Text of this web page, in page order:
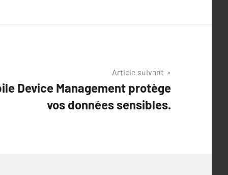
Article suivant
Device Management protège
vos données sensibles.